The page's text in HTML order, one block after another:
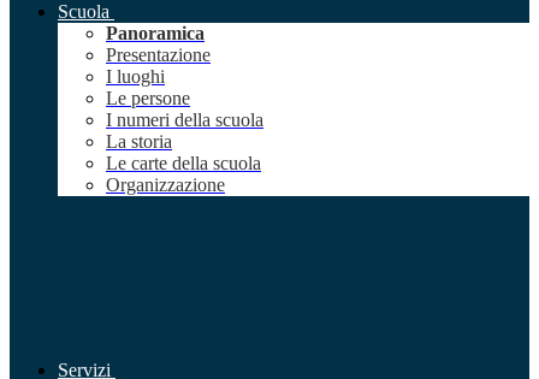
Scuola
Panoramica
Presentazione
I luoghi
Le persone
I numeri della scuola
La storia
Le carte della scuola
Organizzazione
Servizi